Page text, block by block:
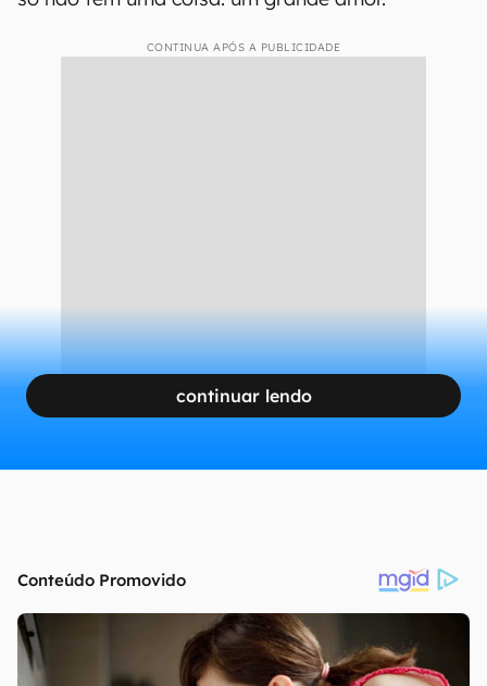
CONTINUA APÓS A PUBLICIDADE
continuar lendo